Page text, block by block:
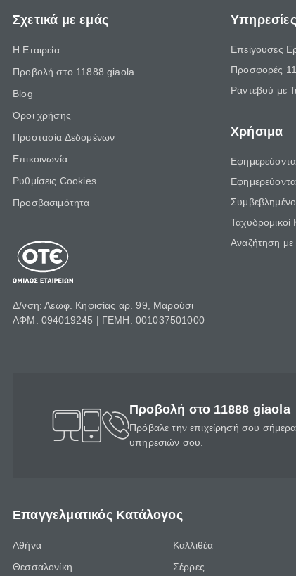
Σχετικά με εμάς
Η Εταιρεία
Προβολή στο 11888 giaola
Blog
Όροι χρήσης
Προστασία Δεδομένων
Επικοινωνία
Ρυθμίσεις Cookies
Προσβασιμότητα
Δ/νση: Λεωφ. Κηφισίας αρ. 99, Μαρούσι
ΑΦΜ: 094019245 | ΓΕΜΗ: 001037501000
Υπηρεσίες
Επείγουσες
Προσφορές
Ραντεβού με
Χρήσιμα
Ταχυδρομικοί
Αναζήτηση με
Προβολή στο 11888 giaola
Πρόβαλε την επιχείρησή σου
υπηρεσιών σου.
Επαγγελματικός Κατάλογος
Αθήνα
Θεσσαλονίκη
Καλλιθέα
Σέρρες